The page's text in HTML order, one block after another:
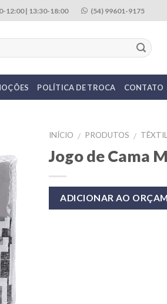
12:00 | 13:30-18:00 (54) 99601-9175
POLÍTICA DE TROCA CONTATO
INÍCIO / PRODUTOS / TÊXTIL
Jogo de Cama
ADICIONAR AO